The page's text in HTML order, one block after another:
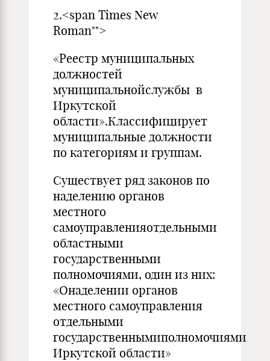
2.<span Times New
Roman"">
«Реестр муниципальных
должностей
муниципальнойслужбы в
Иркутской
области».Классифицирует
муниципальные должности
по категориям и группам.
Существует ряд законов по
наделению органов
местного
самоуправленияотдельными
областными
государственными
полномочиями, один из них:
«Онаделении органов
местного самоуправления
отдельными
государственнымиполномочиями
Иркутской области»